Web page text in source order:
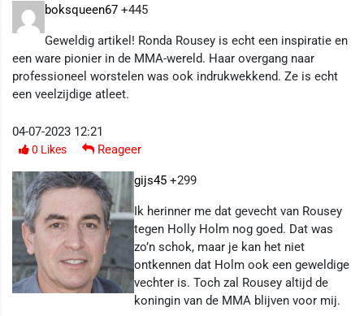
boksqueen67 +445
Geweldig artikel! Ronda Rousey is echt een inspiratie en
een ware pionier in de MMA-wereld. Haar overgang naar
professioneel worstelen was ook indrukwekkend. Ze is echt
een veelzijdige atleet.
04-07-2023 12:21
0 Likes Reageer
gijs45 +299
Ik herinner me dat gevecht van Rousey
tegen Holly Holm nog goed. Dat was
zo’n schok, maar je kan het niet
ontkennen dat Holm ook een geweldige
vechter is. Toch zal Rousey altijd de
koningin van de MMA blijven voor mij.